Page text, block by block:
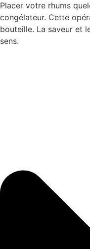
Placer votre rhums
congélateur. Cette
bouteille. La saveur et
sens.